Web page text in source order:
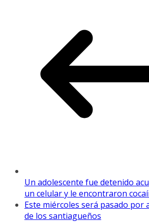
Un adolescente fue detenido
un celular y le encontraron
Este miércoles será pasado por
de los santiagueños